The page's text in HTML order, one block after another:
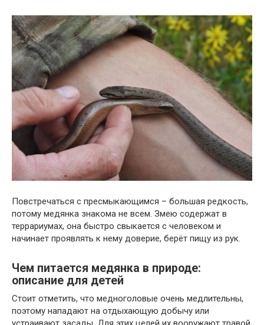
Повстречаться с пресмыкающимся – большая редкость,
потому медянка знакома не всем. Змею содержат в
террариумах, она быстро свыкается с человеком и
начинает проявлять к нему доверие, берёт пищу из рук.
Чем питается медянка в природе:
описание для детей
Стоит отметить, что медноголовые очень медлительны,
поэтому нападают на отдыхающую добычу или